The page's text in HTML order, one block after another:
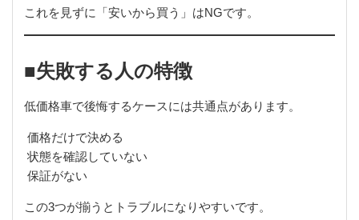
これを見ずに「安いから買う」はNGです。
■失敗する人の特徴
低価格車で後悔するケースには共通点があります。
価格だけで決める
状態を確認していない
保証がない
この3つが揃うとトラブルになりやすいです。